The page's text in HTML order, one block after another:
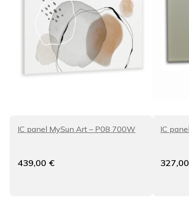
IC panel MySun Art – P08 700W
439,00 €
IC
327,00